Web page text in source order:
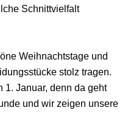
Schnittvielfalt
Weihnachtstage und
stolz tragen.
1. Januar, denn da geht
und wir zeigen unsere